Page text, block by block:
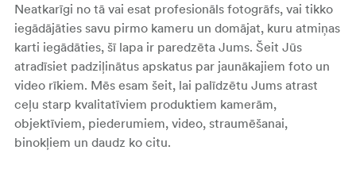
Neatkarīgi no tā vai esat profesionāls fotogrāfs, vai tikko
iegādājāties savu pirmo kameru un domājat, kuru atmiņas
karti iegādāties, šī lapa ir paredzēta Jums. Šeit Jūs
atradīsiet padziļinātus apskatus par jaunākajiem foto un
video rīkiem. Mēs esam šeit, lai palīdzētu Jums atrast
ceļu starp kvalitatīviem produktiem kamerām,
objektīviem, piederumiem, video, straumēšanai,
binokļiem un daudz ko citu.